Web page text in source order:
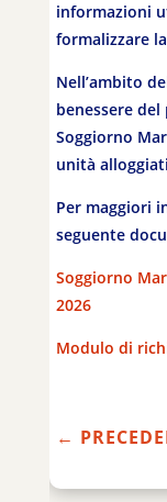
informazioni
formalizzare
Nell’ambito
benessere
Soggiorno
unità
Per maggiori
seguente
Soggiorno
2026
Modulo di
←